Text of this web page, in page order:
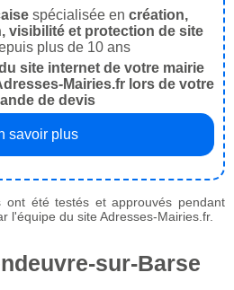
spécialisée en création,
visibilité et protection de site
plus de 10 ans
site internet de votre mairie
Mairies.fr lors de votre
de devis
savoir plus
ont été testés et approuvés pendant
l'équipe du site Adresses-Mairies.fr.
sur-Barse